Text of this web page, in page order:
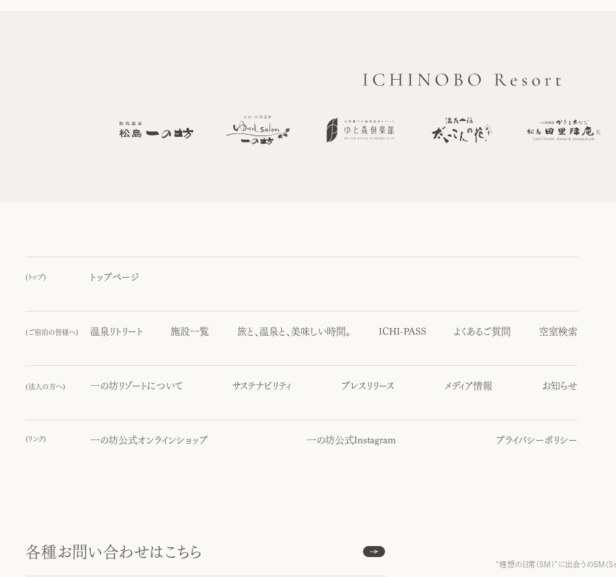
(トップ) トップページ
(ご宿泊の皆様へ) 温泉リトリート 施設一覧 旅と、温泉と、美味しい時間。 ICHI-PASS よくあるご質問 空室検索
(法人の方へ) 一の坊リゾートについて サステナビリティ プレスリリース メディア情報 お知らせ
(リンク) 一の坊公式オンラインショップ 一の坊公式Instagram プライバシーポリシー
各種お問い合わせはこちら
“理想の日常(SM)”に出会うの